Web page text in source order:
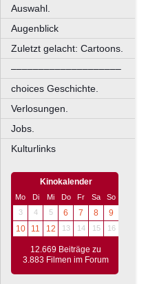
Auswahl.
Augenblick
Zuletzt gelacht: Cartoons.
––––––––––––––––––––
choices Geschichte.
Verlosungen.
Jobs.
Kulturlinks
Kinokalender
Mo Di Mi Do Fr Sa
So
3
4 5 6 7 8
9
10
11 12 13 14 15 16
12.669 Beiträge zu
3.883 Filmen im Forum